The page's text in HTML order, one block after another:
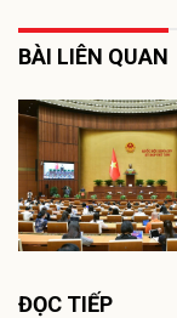
BÀI LIÊN QUAN
ĐỌC TIẾP